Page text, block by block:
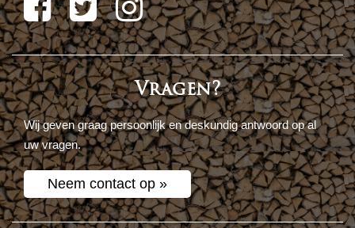
Vragen?
Wij geven graag persoonlijk en deskundig antwoord op al
uw vragen.
Neem contact op »